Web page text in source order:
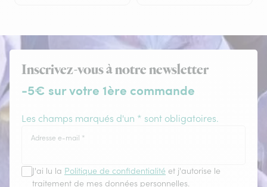
Inscrivez-vous à notre newsletter
-5€ sur votre 1ère commande
Les champs marqués d'un * sont obligatoires.
Adresse e-mail *
J'ai lu la Politique de confidentialité et j'autorise le
traitement de mes données personnelles.